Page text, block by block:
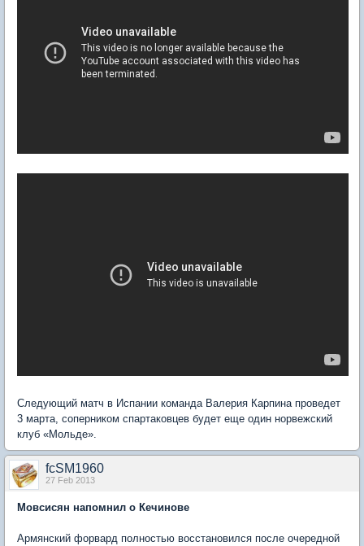
Следующий матч в Испании команда Валерия Карпина проведет
3 марта, соперником спартаковцев будет еще один норвежский
клуб «Мольде».
fcSM1960
27 Feb 2013
Мовсисян напомнил о Кечинове
Армянский форвард полностью восстановился после очередной